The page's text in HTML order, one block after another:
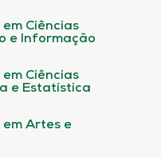
Ciências
e Informação
Ciências
e Estatística
em Artes e